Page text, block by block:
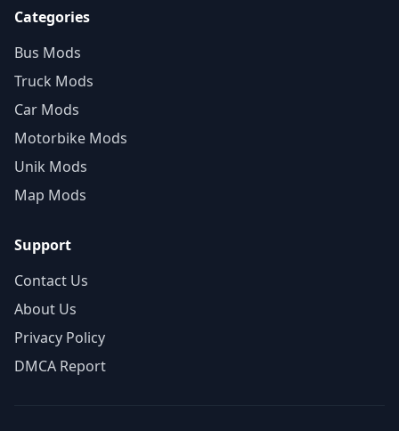
Categories
Bus Mods
Truck Mods
Car Mods
Motorbike Mods
Unik Mods
Map Mods
Support
Contact Us
About Us
Privacy Policy
DMCA Report